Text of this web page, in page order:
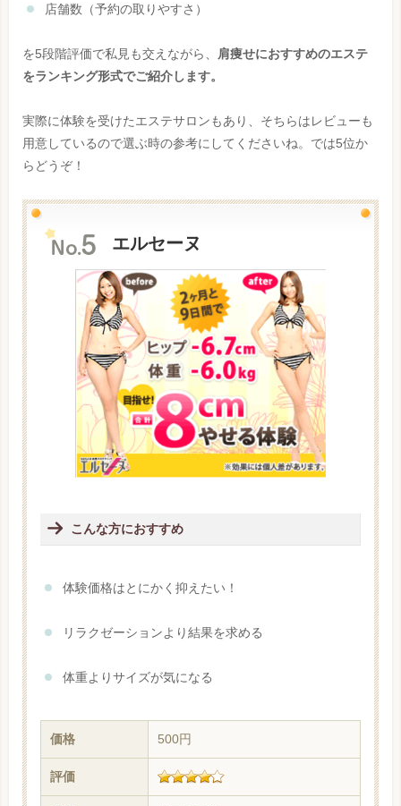
店舗数（予約の取りやすさ）
を5段階評価で私見も交えながら、
肩痩せにおすすめのエステ
をランキング形式でご紹介します。
実際に体験を受けたエステサロンもあり、そちらはレビューも
用意しているので選ぶ時の参考にしてくださいね。では5位か
らどうぞ！
エルセーヌ
こんな方におすすめ
体験価格はとにかく抑えたい！
リラクゼーションより結果を求める
体重よりサイズが気になる
価格 500円
評価